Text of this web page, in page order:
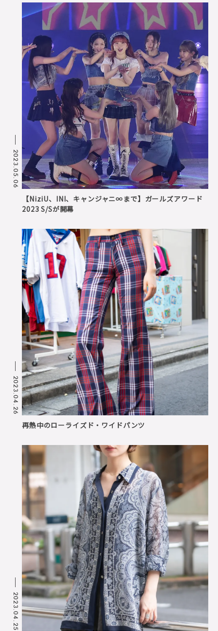
2023.05.06
【NiziU、INI、キャンジャニ∞まで】ガールズアワード
2023 S/Sが開幕
2023.04.26
再熱中のローライズド・ワイドパンツ
2023.04.25